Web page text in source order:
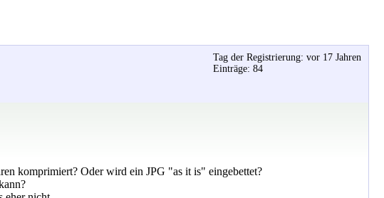
Tag der Registrierung: vor 17 Jahren
Einträge: 84
komprimiert? Oder wird ein JPG "as it is" eingebettet?